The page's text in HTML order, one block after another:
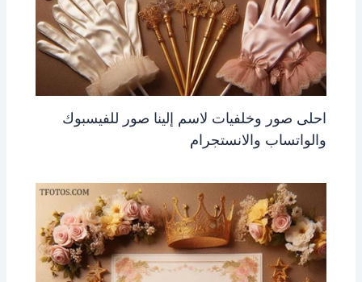
احلى صور وخلفيات لاسم إلينا صور للفيسبوك
والواتساب والانستجرام